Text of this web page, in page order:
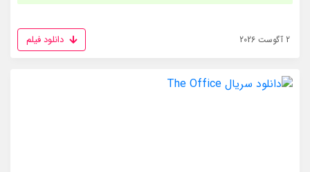
2 آگوست 2026 دانلود فیلم